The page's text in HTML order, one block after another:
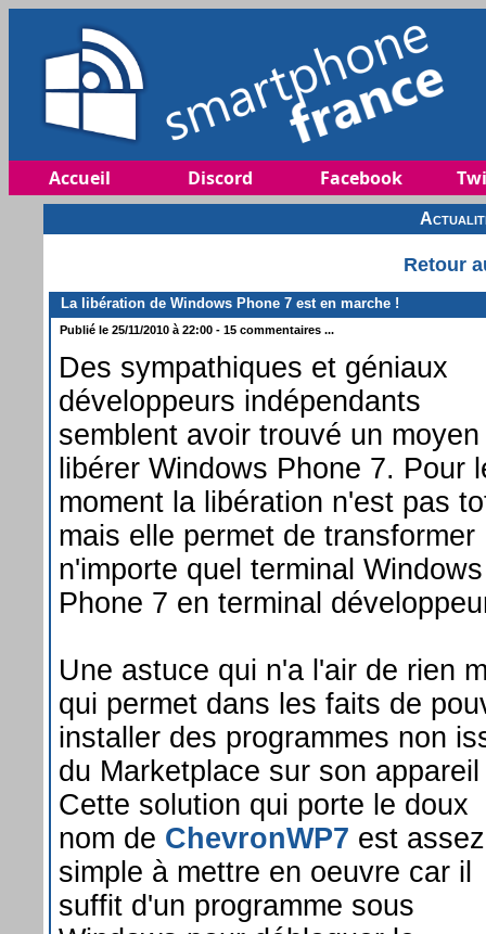
Accueil Discord Facebook
Retour
La libération de Windows Phone 7 est en marche !
Publié le 25/11/2010 à 22:00 - 15 commentaires ...
Des sympathiques et géniaux
développeurs indépendants
semblent avoir trouvé un
libérer Windows Phone 7. Pour
moment la libération n'est pas
mais elle permet de transformer
n'importe quel terminal Windows
Phone 7 en terminal
Une astuce qui n'a l'air de rien
qui permet dans les faits de
installer des programmes non
du Marketplace sur son
Cette solution qui porte le doux
nom de ChevronWP7 est assez
simple à mettre en oeuvre car il
suffit d'un programme sous